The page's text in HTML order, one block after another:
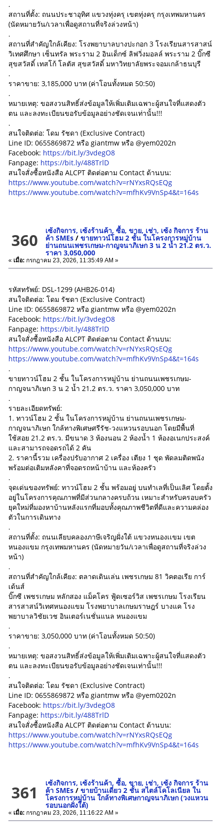
.
สถานที่ตั้ง: ถนนประชาอุทิศ แขวงทุ่งครุ เขตทุ่งครุ กรุงเทพมหานคร
(นัดหมายวัน/เวลาเพื่อดูสถานที่จริงล่วงหน้า)
.
สถานที่สำคัญใกล้เคียง: โรงพยาบาลบางปะกอก 3 โรงเรียนสารสาสน์
วิเทศศึกษา เซ็นทรัล พระราม 2 อินเด็กซ์ ลิฟวิ่งมอลล์ พระราม 2 บิ๊กซี
สุขสวัสดิ์ เทสโก้ โลตัส สุขสวัสดิ์ มหาวิทยาลัยพระจอมเกล้าธนบุรี
.
ราคาขาย: 3,185,000 บาท (ค่าโอนทั้งหมด 50:50)
.
หมายเหตุ: ขอสงวนสิทธิ์ส่งข้อมูลให้เพิ่มเติมเฉพาะผู้สนใจที่แสดงตัว
ตน และลงทะเบียนขอรับข้อมูลอย่างชัดเจนเท่านั้น!!!
.
สนใจติดต่อ: โดม รัชดา (Exclusive Contract)
Line ID: 0655869872 หรือ giantmw หรือ @yem0202n
Facebook: https://bit.ly/3vdegO8
Fanpage: https://bit.ly/488TrlD
สนใจสั่งซื้อหนังสือ ALCPT ติดต่อตาม Contact ด้านบน:
https://www.youtube.com/watch?v=rNYxsRQsEQg
https://www.youtube.com/watch?v=mfhKv9VnSp4&t=164s
360 เซ้งกิจการ, เซ้งร้านค้า, ซื้อ, ขาย, เช่า, เซ้ง กิจการ ร้าน
ค้า SMEs /ขายทาวน์โฮม 2 ชั้น ในโครงการหมู่บ้าน
ย่านถนนเพชรเกษม-กาญจนาภิเษก 3 น 2 น้ำ 21.2 ตร.ว.
ราคา 3,050,000
« เมื่อ: กรกฎาคม 23, 2026, 11:35:49 AM »
รหัสทรัพย์: DSL-1299 (AHB26-014)
สนใจติดต่อ: โดม รัชดา (Exclusive Contract)
Line ID: 0655869872 หรือ giantmw หรือ @yem0202n
Facebook: https://bit.ly/3vdegO8
Fanpage: https://bit.ly/488TrlD
สนใจสั่งซื้อหนังสือ ALCPT ติดต่อตาม Contact ด้านบน:
https://www.youtube.com/watch?v=rNYxsRQsEQg
https://www.youtube.com/watch?v=mfhKv9VnSp4&t=164s
.
ขายทาวน์โฮม 2 ชั้น ในโครงการหมู่บ้าน ย่านถนนเพชรเกษม-
กาญจนาภิเษก 3 น 2 น้ำ 21.2 ตร.ว. ราคา 3,050,000 บาท
.
รายละเอียดทรัพย์:
1. ทาวน์โฮม 2 ชั้น ในโครงการหมู่บ้าน ย่านถนนเพชรเกษม-
กาญจนาภิเษก ใกล้ทางพิเศษศรีรัช-วงแหวนรอบนอก โดยมีพื้นที่
ใช้สอย 21.2 ตร.ว. มีขนาด 3 ห้องนอน 2 ห้องน้ำ 1 ห้องอเนกประสงค์
และสามารถจอดรถได้ 2 คัน
2. ราคานี้รวม เครื่องปรับอากาศ 2 เครื่อง เตียง 1 ชุด พัดลมติดพนัง
พร้อมต่อเติมหลังคาที่จอดรถหน้าบ้าน และห้องครัว
.
จุดเด่นของทรัพย์: ทาวน์โฮม 2 ชั้น พร้อมอยู่ บนทำเลที่เป็นเลิศ โดยตั้ง
อยู่ในโครงการคุณภาพที่มีส่วนกลางครบถ้วน เหมาะสำหรับครอบครัว
ยุคใหม่ที่มองหาบ้านหลังแรกที่มอบทั้งคุณภาพชีวิตที่ดีและความคล่อง
ตัวในการเดินทาง
.
สถานที่ตั้ง: ถนนเลียบคลองภาษีเจริญฝั่งใต้ แขวงหนองเเขม เขต
หนองแขม กรุงเทพมหานคร (นัดหมายวัน/เวลาเพื่อดูสถานที่จริงล่วง
หน้า)
.
สถานที่สำคัญใกล้เคียง: ตลาดเดินเล่น เพชรเกษม 81 วิคตอเรีย การ์
เด้นส์
บิ๊กซี เพชรเกษม หลักสอง แม็คโคร ฟู้ดเซอร์วิส เพชรเกษม โรงเรียน
สารสาสน์วิเทศหนองแขม โรงพยาบาลเกษมราษฎร์ บางแค โรง
พยาบาลวิชัยเวช อินเตอร์เนชั่นแนล หนองแขม
.
ราคาขาย: 3,050,000 บาท (ค่าโอนทั้งหมด 50:50)
.
หมายเหตุ: ขอสงวนสิทธิ์ส่งข้อมูลให้เพิ่มเติมเฉพาะผู้สนใจที่แสดงตัว
ตน และลงทะเบียนขอรับข้อมูลอย่างชัดเจนเท่านั้น!!!
.
สนใจติดต่อ: โดม รัชดา (Exclusive Contract)
Line ID: 0655869872 หรือ giantmw หรือ @yem0202n
Facebook: https://bit.ly/3vdegO8
Fanpage: https://bit.ly/488TrlD
สนใจสั่งซื้อหนังสือ ALCPT ติดต่อตาม Contact ด้านบน:
https://www.youtube.com/watch?v=rNYxsRQsEQg
https://www.youtube.com/watch?v=mfhKv9VnSp4&t=164s
361 เซ้งกิจการ, เซ้งร้านค้า, ซื้อ, ขาย, เช่า, เซ้ง กิจการ ร้าน
ค้า SMEs /ขายบ้านเดี่ยว 2 ชั้น สไตล์โคโลเนียล ใน
โครงการหมู่บ้าน ใกล้ทางพิเศษกาญจนาภิเษก (วงแหวน
รอบนอกฝั่งใต้)
« เมื่อ: กรกฎาคม 23, 2026, 11:16:22 AM »